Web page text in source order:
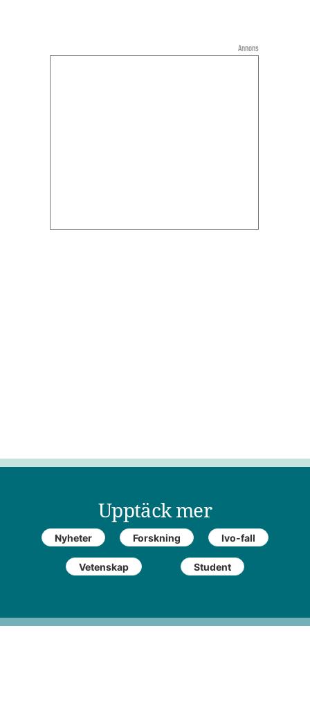
Upptäck mer
Nyheter Forskning Ivo-fall
Vetenskap Student
Annons